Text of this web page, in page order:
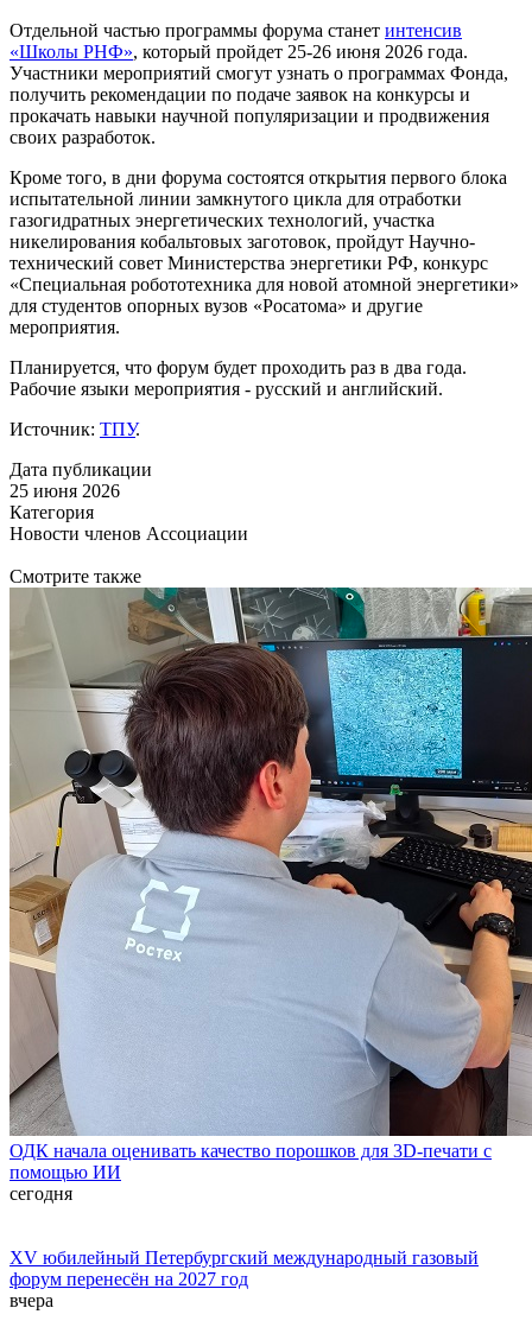
Отдельной частью программы форума станет интенсив
«Школы РНФ», который пройдет 25-26 июня 2026 года.
Участники мероприятий смогут узнать о программах Фонда,
получить рекомендации по подаче заявок на конкурсы и
прокачать навыки научной популяризации и продвижения
своих разработок.
Кроме того, в дни форума состоятся открытия первого блока
испытательной линии замкнутого цикла для отработки
газогидратных энергетических технологий, участка
никелирования кобальтовых заготовок, пройдут Научно-
технический совет Министерства энергетики РФ, конкурс
«Специальная робототехника для новой атомной энергетики»
для студентов опорных вузов «Росатома» и другие
мероприятия.
Планируется, что форум будет проходить раз в два года.
Рабочие языки мероприятия - русский и английский.
Источник: ТПУ.
Дата публикации
25 июня 2026
Категория
Новости членов Ассоциации
Смотрите также
ОДК начала оценивать качество порошков для 3D-печати с
помощью ИИ
сегодня
XV юбилейный Петербургский международный газовый
форум перенесён на 2027 год
вчера